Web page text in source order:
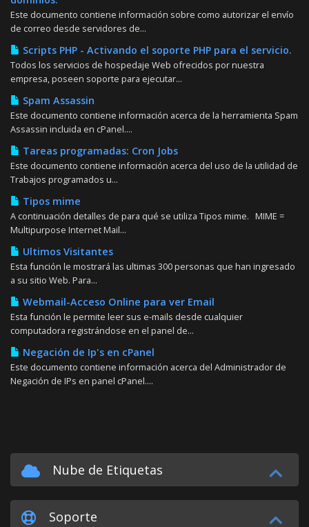
Este documento contiene información sobre como autorizar el envío
de correo desde servidores de...
Scripts PHP - Activando el soporte PHP para el servicio.
Todos los servicios de hospedaje Web ofrecidos por nuestra
empresa, poseen soporte para ejecutar...
Spam Assassin
Este documento contiene información acerca de la herramienta Spam
Assassin incluida en cPanel....
Tareas programadas: Cron Jobs
Este documento contiene información acerca del uso de la utilidad de
Trabajos programados u...
Tipos mime
A continuación detalles de para qué se utiliza Tipos mime. MIME =
Multipurpose Internet Mail...
Ultimos Visitantes
Esta función le mostrará las ultimas 300 personas que han ingresado
a su sitio Web. Para...
Webmail-Acceso Online para ver Email
Esta función le permite leer sus e-mails desde cualquier
computadora registrándose en el panel de...
Negación de Ip's en cPanel
Este documento contiene información acerca del Administrador de
Negación de IPs en panel cPanel....
Nube de Etiquetas
Soporte